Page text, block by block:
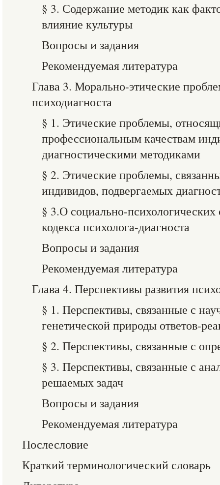
§ 3. Содержание методик как
влияние культуры
Вопросы и задания
Рекомендуемая литература
Глава 3. Морально-этические
психодиагноста
§ 1. Этические проблемы,
профессиональным качествам
диагностическими методиками
§ 2. Этические проблемы,
индивидов, подвергаемых
§ 3.О социально-психологических
кодекса психолога-диагноста
Вопросы и задания
Рекомендуемая литература
Глава 4. Перспективы развития
§ 1. Перспективы, связанные с
генетической природы ответов-
§ 2. Перспективы, связанные с
§ 3. Перспективы, связанные с
решаемых задач
Вопросы и задания
Рекомендуемая литература
Послесловие
Краткий терминологический словарь